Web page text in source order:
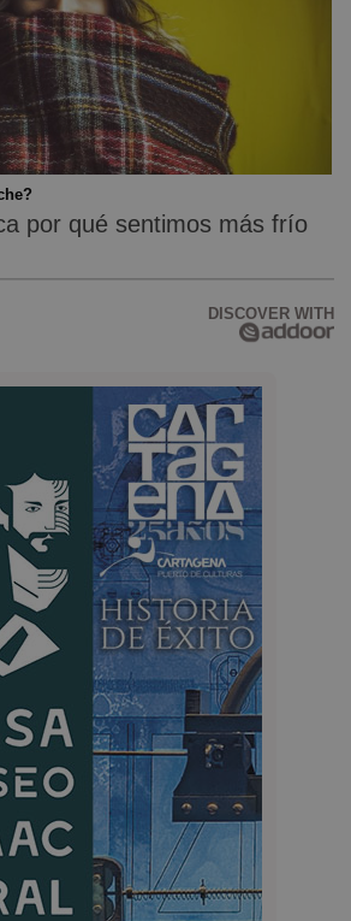
por qué sentimos más frío
DISCOVER WITH